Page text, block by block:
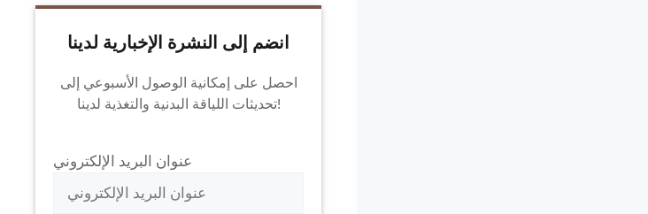
انضم إلى النشرة الإخبارية لدينا
احصل على إمكانية الوصول الأسبوعي إلى
تحديثات اللياقة البدنية والتغذية لدينا!
عنوان البريد الإلكتروني